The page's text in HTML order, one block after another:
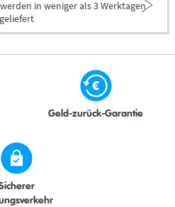
in weniger als 3 Werktagen
geliefert
Geld-zurück-Garantie